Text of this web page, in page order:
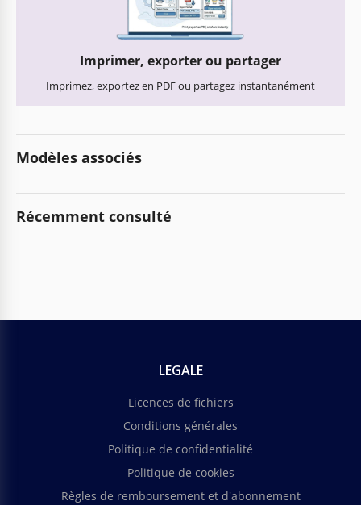
Imprimer, exporter ou partager
Imprimez, exportez en PDF ou partagez instantanément
Modèles associés
Récemment consulté
LEGALE
Licences de fichiers
Conditions générales
Politique de confidentialité
Politique de cookies
Règles de remboursement et d'abonnement